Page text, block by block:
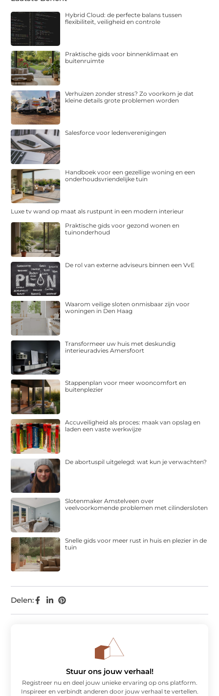
Delen:
Hybrid Cloud: de perfecte balans tussen
flexibiliteit, veiligheid en controle
Praktische gids voor binnenklimaat en
buitenruimte
Verhuizen zonder stress? Zo voorkom je dat
kleine details grote problemen worden
Salesforce voor ledenverenigingen
Handboek voor een gezellige woning en een
onderhoudsvriendelijke tuin
Luxe tv wand op maat als rustpunt in een modern interieur
Praktische gids voor gezond wonen en
tuinonderhoud
De rol van externe adviseurs binnen een VvE
Waarom veilige sloten onmisbaar zijn voor
woningen in Den Haag
Transformeer uw huis met deskundig
interieuradvies Amersfoort
Stappenplan voor meer wooncomfort en
buitenplezier
Accuveiligheid als proces: maak van opslag en
laden een vaste werkwijze
De abortuspil uitgelegd: wat kun je verwachten?
Slotenmaker Amstelveen over
veelvoorkomende problemen met cilindersloten
Snelle gids voor meer rust in huis en plezier in de
tuin
Stuur ons jouw verhaal!
Registreer nu en deel jouw unieke ervaring op ons platform.
Inspireer en verbindt anderen door jouw verhaal te vertellen.